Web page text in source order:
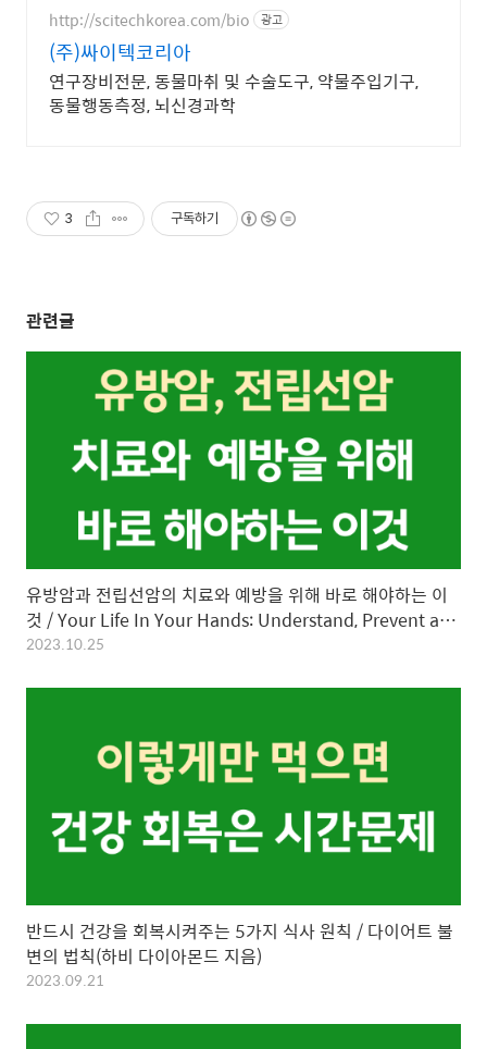
http://scitechkorea.com/bio 광고
(주)싸이텍코리아
연구장비전문, 동물마취 및 수술도구, 약물주입기구,
동물행동측정, 뇌신경과학
3 구독하기
관련글
유방암과 전립선암의 치료와 예방을 위해 바로 해야하는 이
것 / Your Life In Your Hands: Understand, Prevent and
Overcome Breast Cancer and Ovarian Cancer(여자가
2023.10.25
반드시 건강을 회복시켜주는 5가지 식사 원칙 / 다이어트 불
변의 법칙(하비 다이아몬드 지음)
2023.09.21